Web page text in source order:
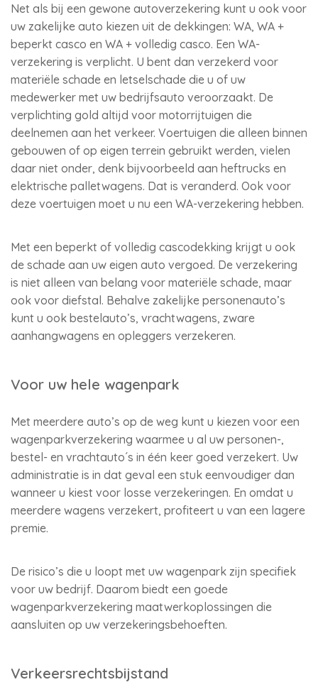
Net als bij een gewone autoverzekering kunt u ook voor
uw zakelijke auto kiezen uit de dekkingen: WA, WA +
beperkt casco en WA + volledig casco. Een WA-
verzekering is verplicht. U bent dan verzekerd voor
materiële schade en letselschade die u of uw
medewerker met uw bedrijfsauto veroorzaakt. De
verplichting gold altijd voor motorrijtuigen die
deelnemen aan het verkeer. Voertuigen die alleen binnen
gebouwen of op eigen terrein gebruikt werden, vielen
daar niet onder, denk bijvoorbeeld aan heftrucks en
elektrische palletwagens. Dat is veranderd. Ook voor
deze voertuigen moet u nu een WA-verzekering hebben.
Met een beperkt of volledig cascodekking krijgt u ook
de schade aan uw eigen auto vergoed. De verzekering
is niet alleen van belang voor materiële schade, maar
ook voor diefstal. Behalve zakelijke personenauto’s
kunt u ook bestelauto’s, vrachtwagens, zware
aanhangwagens en opleggers verzekeren.
Voor uw hele wagenpark
Met meerdere auto’s op de weg kunt u kiezen voor een
wagenparkverzekering waarmee u al uw personen-,
bestel- en vrachtauto´s in één keer goed verzekert. Uw
administratie is in dat geval een stuk eenvoudiger dan
wanneer u kiest voor losse verzekeringen. En omdat u
meerdere wagens verzekert, profiteert u van een lagere
premie.
De risico’s die u loopt met uw wagenpark zijn specifiek
voor uw bedrijf. Daarom biedt een goede
wagenparkverzekering maatwerkoplossingen die
aansluiten op uw verzekeringsbehoeften.
Verkeersrechtsbijstand